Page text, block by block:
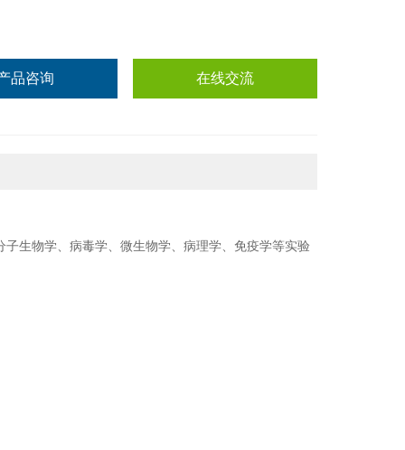
品咨询 在线交流
物学、病毒学、微生物学、病理学、免疫学等实验